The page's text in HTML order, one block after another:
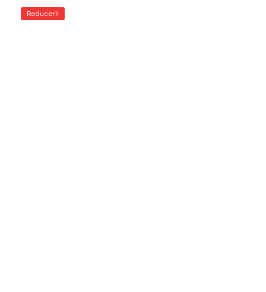
Reduceri!